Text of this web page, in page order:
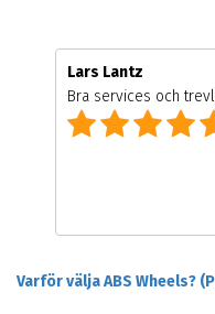
Lars Lantz
Bra services och
Varför välja ABS Wheels?